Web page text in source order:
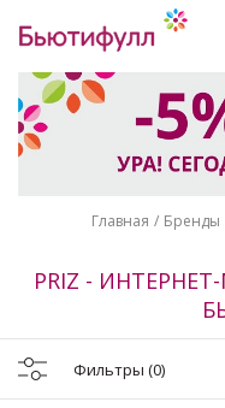
Главная Бренды
PRIZ -
Фильтры (0)